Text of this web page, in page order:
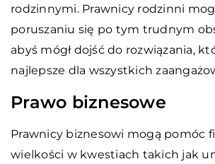
rodzinnymi. Prawnicy rodzinni
poruszaniu się po tym trudnym
abyś mógł dojść do rozwiązania,
najlepsze dla wszystkich
Prawo biznesowe
Prawnicy biznesowi mogą pomóc
wielkości w kwestiach takich jak